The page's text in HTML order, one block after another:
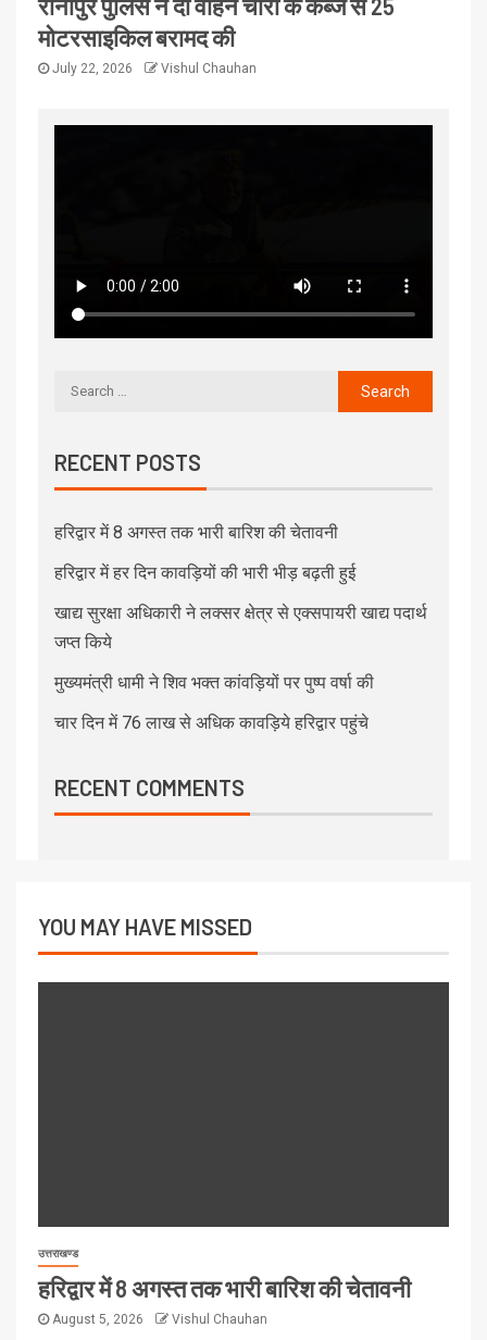
मोटरसाइकिल बरामद की
July 22, 2026 Vishul Chauhan
RECENT POSTS
हरिद्वार में 8 अगस्त तक भारी बारिश की चेतावनी
हरिद्वार में हर दिन कावड़ियों की भारी भीड़ बढ़ती हुई
खाद्य सुरक्षा अधिकारी ने लक्सर क्षेत्र से एक्सपायरी खाद्य पदार्थ
जप्त किये
मुख्यमंत्री धामी ने शिव भक्त कांवड़ियों पर पुष्प वर्षा की
चार दिन में 76 लाख से अधिक कावड़िये हरिद्वार पहुंचे
RECENT COMMENTS
YOU MAY HAVE MISSED
उत्तराखण्ड
हरिद्वार में 8 अगस्त तक भारी बारिश की चेतावनी
August 5, 2026 Vishul Chauhan